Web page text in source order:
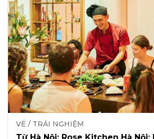
VÉ / TRẢI NGHIỆM